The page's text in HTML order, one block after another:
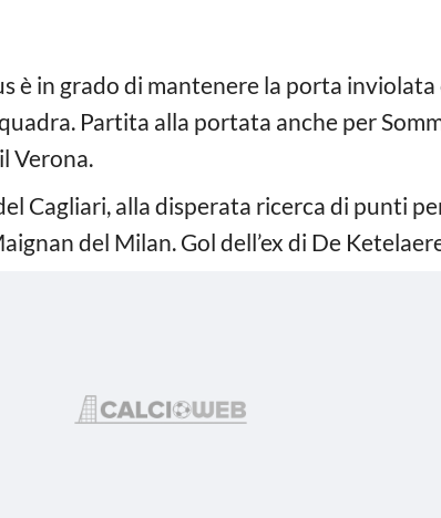
è in grado di mantenere la porta
Partita alla portata anche per
Verona.
Cagliari, alla disperata ricerca di punti
del Milan. Gol dell’ex di De